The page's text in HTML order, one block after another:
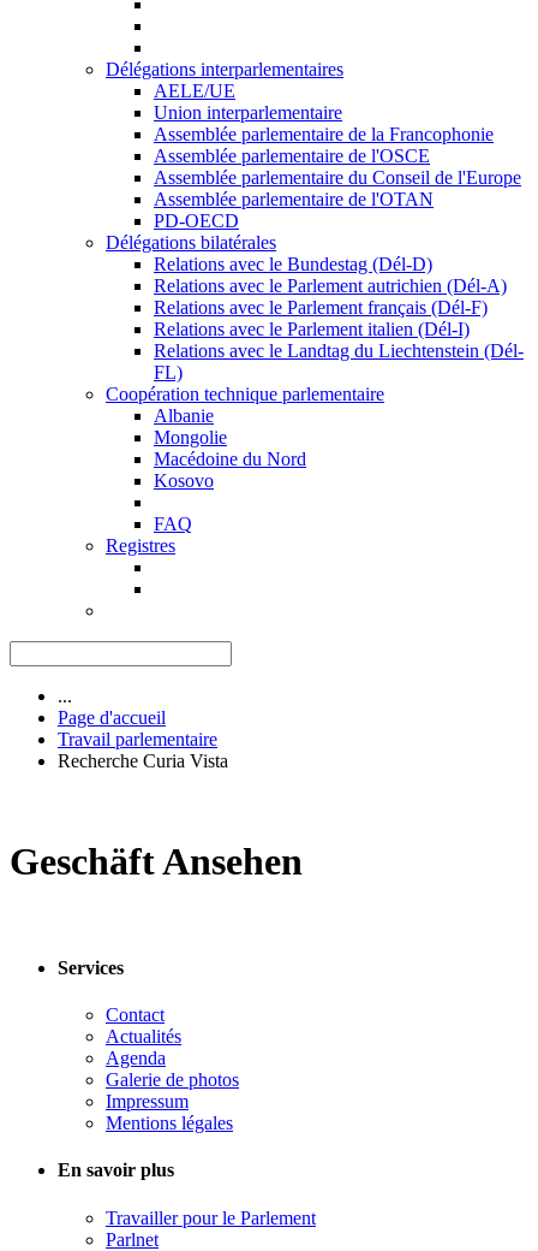
Délégations interparlementaires
AELE/UE
Union interparlementaire
Assemblée parlementaire de la Francophonie
Assemblée parlementaire de l'OSCE
Assemblée parlementaire du Conseil de l'Europe
Assemblée parlementaire de l'OTAN
PD-OECD
Délégations bilatérales
Relations avec le Bundestag (Dél-D)
Relations avec le Parlement autrichien (Dél-A)
Relations avec le Parlement français (Dél-F)
Relations avec le Parlement italien (Dél-I)
Relations avec le Landtag du Liechtenstein (Dél-
FL)
Coopération technique parlementaire
Albanie
Mongolie
Macédoine du Nord
Kosovo
FAQ
Registres
...
Page d'accueil
Travail parlementaire
Recherche Curia Vista
Geschäft Ansehen
Services
Contact
Actualités
Agenda
Galerie de photos
Impressum
Mentions légales
En savoir plus
Travailler pour le Parlement
Parlnet